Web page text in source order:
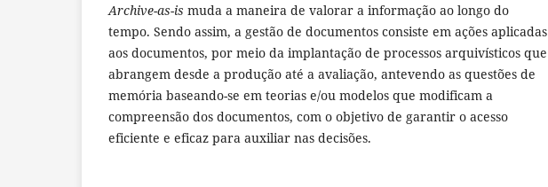
Archive-as-is muda a maneira de valorar a informação ao longo do
tempo. Sendo assim, a gestão de documentos consiste em ações aplicadas
aos documentos, por meio da implantação de processos arquivísticos que
abrangem desde a produção até a avaliação, antevendo as questões de
memória baseando-se em teorias e/ou modelos que modificam a
compreensão dos documentos, com o objetivo de garantir o acesso
eficiente e eficaz para auxiliar nas decisões.